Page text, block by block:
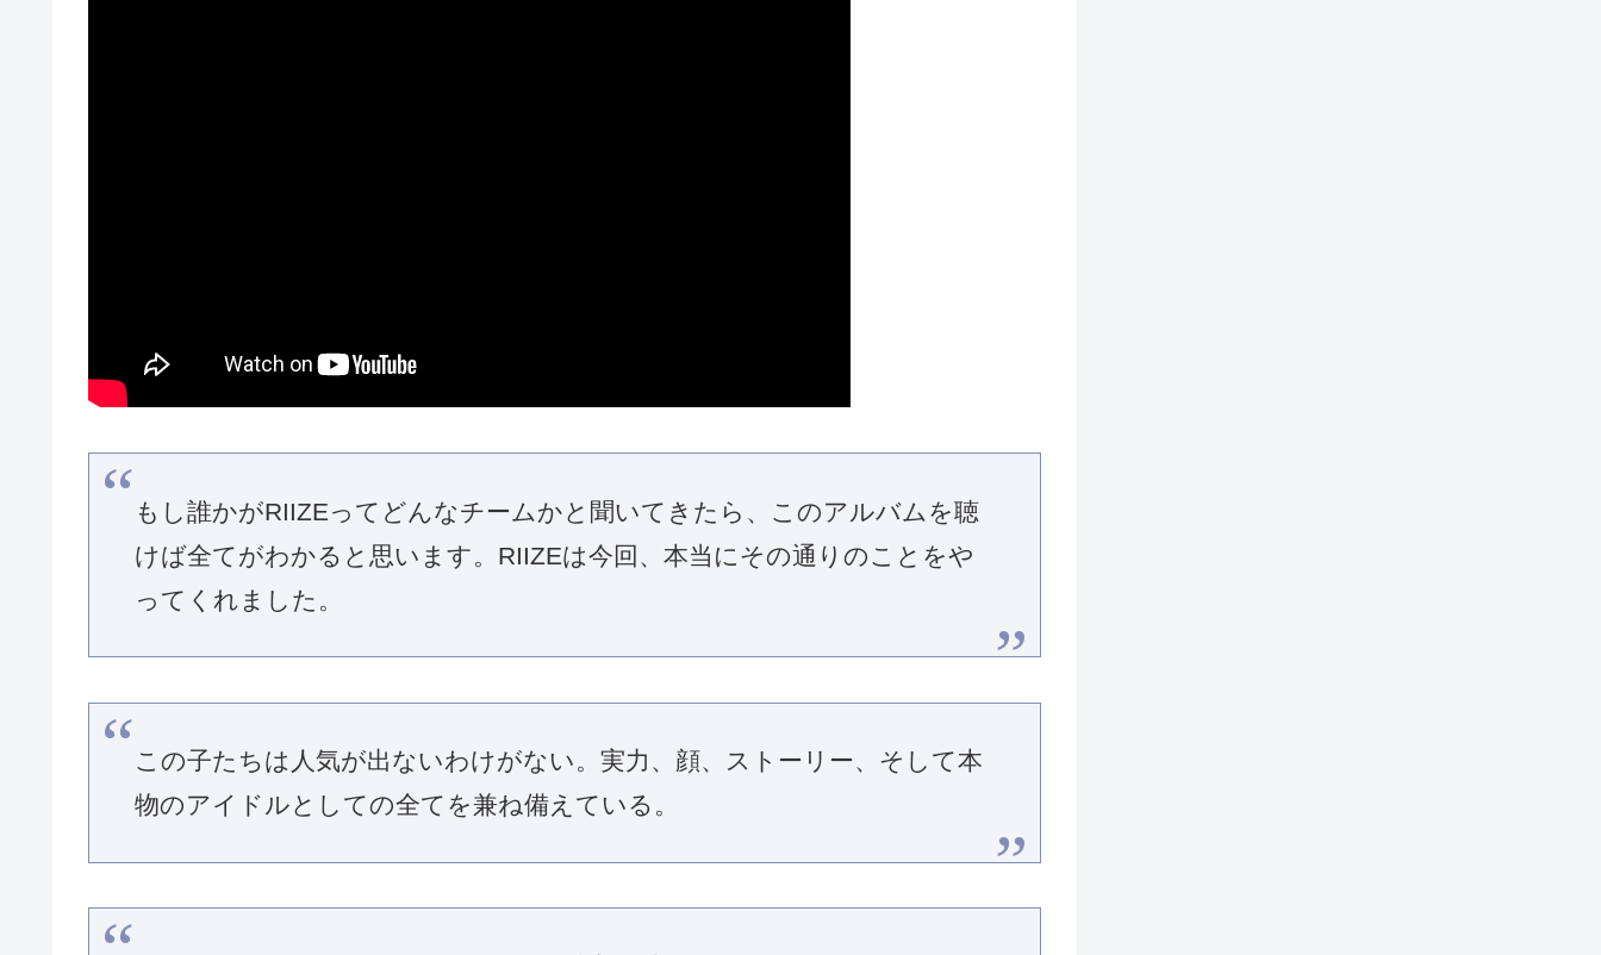
もし誰かがRIIZEってどんなチームかと聞いてきたら、このアルバムを聴
けば全てがわかると思います。RIIZEは今回、本当にその通りのことをや
ってくれました。
この子たちは人気が出ないわけがない。実力、顔、ストーリー、そして本
物のアイドルとしての全てを兼ね備えている。